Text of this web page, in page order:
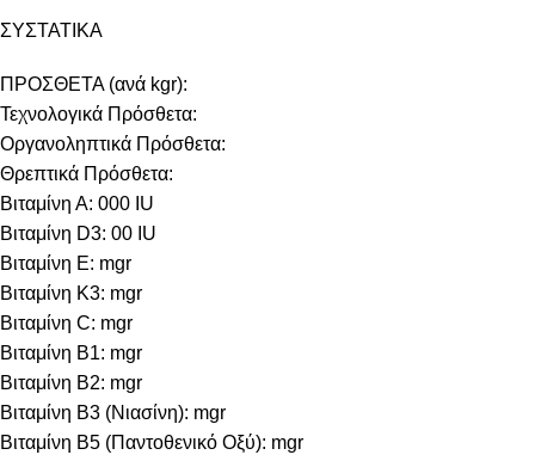
ΣΥΣΤΑΤΙΚΑ
ΠΡΟΣΘΕΤΑ (ανά kgr):
Τεχνολογικά Πρόσθετα:
Οργανοληπτικά Πρόσθετα:
Θρεπτικά Πρόσθετα:
Βιταμίνη Α: 000 IU
Βιταμίνη D3: 00 IU
Βιταμίνη E: mgr
Βιταμίνη Κ3: mgr
Βιταμίνη C: mgr
Βιταμίνη B1: mgr
Βιταμίνη B2: mgr
Βιταμίνη B3 (Νιασίνη): mgr
Βιταμίνη B5 (Παντοθενικό Οξύ): mgr